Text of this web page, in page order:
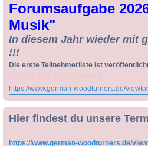
Forumsaufgabe
Musik"
In diesem Jahr wieder mit
!!!
Die erste Teilnehmerliste ist
https://www.german-woodturners.de/
Hier findest du unsere
https://www.german-woodturners.de/